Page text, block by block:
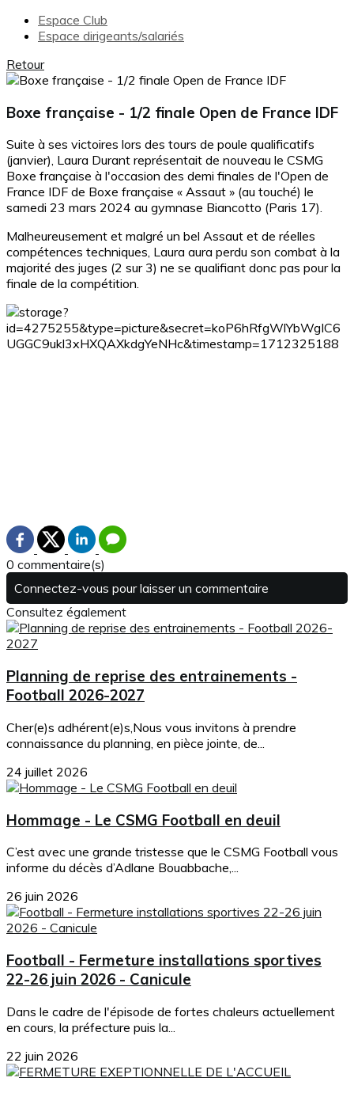
Espace Club
Espace dirigeants/salariés
Retour
Boxe française - 1/2 finale Open de France IDF
Suite à ses victoires lors des tours de poule qualificatifs
(janvier), Laura Durant représentait de nouveau le CSMG
Boxe française à l'occasion des demi finales de l'Open de
France IDF de Boxe française « Assaut » (au touché) le
samedi 23 mars 2024 au gymnase Biancotto (Paris 17).
Malheureusement et malgré un bel Assaut et de réelles
compétences techniques, Laura aura perdu son combat à la
majorité des juges (2 sur 3) ne se qualifiant donc pas pour la
finale de la compétition.
0 commentaire(s)
Connectez-vous pour laisser un commentaire
Consultez également
Planning de reprise des entrainements -
Football 2026-2027
Cher(e)s adhérent(e)s,Nous vous invitons à prendre
connaissance du planning, en pièce jointe, de...
24 juillet 2026
Hommage - Le CSMG Football en deuil
C’est avec une grande tristesse que le CSMG Football vous
informe du décès d’Adlane Bouabbache,...
26 juin 2026
Football - Fermeture installations sportives
22-26 juin 2026 - Canicule
Dans le cadre de l'épisode de fortes chaleurs actuellement
en cours, la préfecture puis la...
22 juin 2026